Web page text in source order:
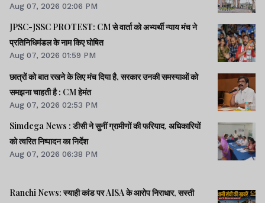
Aug 07, 2026 02:06 PM
JPSC-JSSC PROTEST: CM से वार्ता को अभ्यर्थी न्याय मंच ने
प्रतिनिधिमंडल के नाम किए घोषित
Aug 07, 2026 01:59 PM
छात्रों को बात रखने के लिए मंच दिया है, सरकार उनकी समस्याओं को
समझना चाहती है : CM हेमंत
Aug 07, 2026 02:53 PM
Simdega News : डीसी ने सुनीं ग्रामीणों की फरियाद, अधिकारियों
को त्वरित निष्पादन का निर्देश
Aug 07, 2026 06:38 PM
Ranchi News: स्याही कांड पर AISA के आरोप निराधार, सस्ती